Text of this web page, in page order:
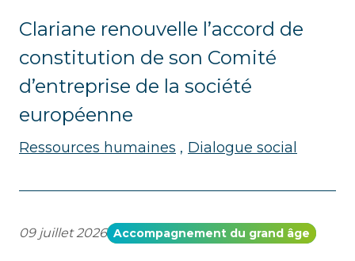
Clariane renouvelle l’accord de
constitution de son Comité
d’entreprise de la société
européenne
Ressources humaines Dialogue social
09 juillet 2026 Accompagnement du grand âge